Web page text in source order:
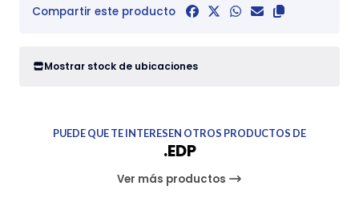
Compartir este producto
Mostrar stock de ubicaciones
PUEDE QUE TE INTERESEN OTROS PRODUCTOS DE
.EDP
Ver más productos